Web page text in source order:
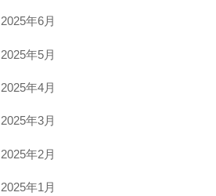
2025年6月
2025年5月
2025年4月
2025年3月
2025年2月
2025年1月